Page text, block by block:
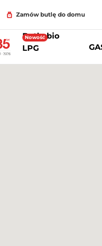
Zamów butlę do domu
Butle bio
LPG
Nowość